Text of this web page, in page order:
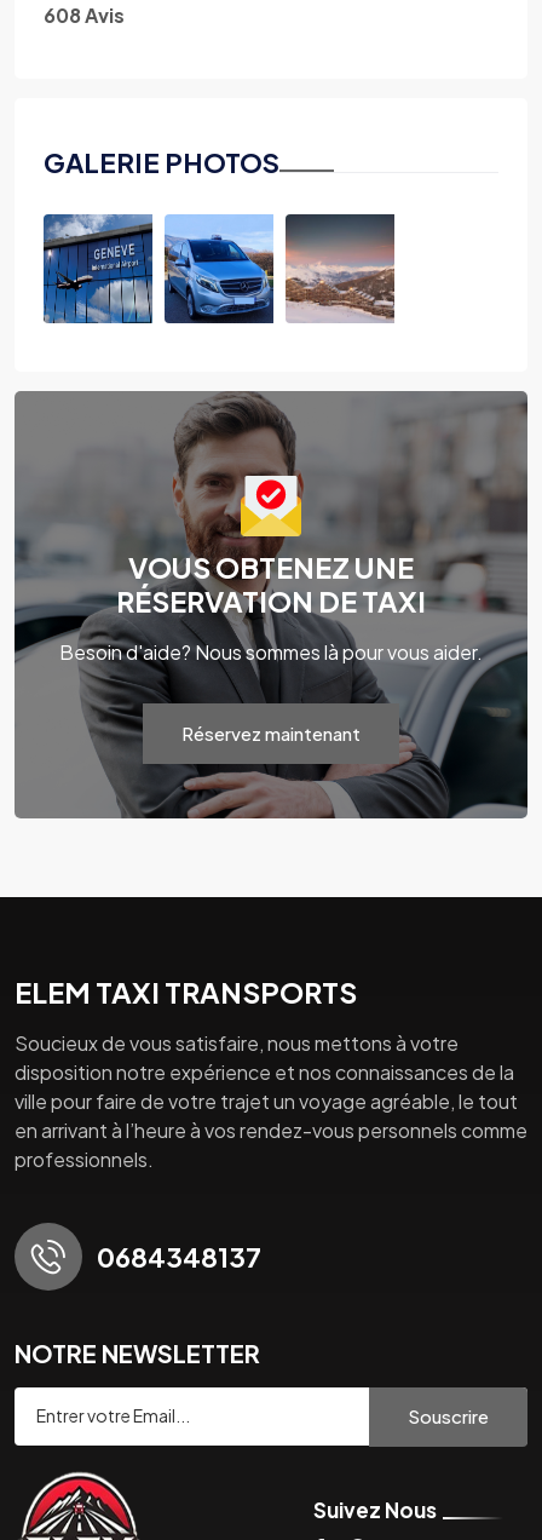
608 Avis
GALERIE PHOTOS
VOUS OBTENEZ UNE
RÉSERVATION DE TAXI
Besoin d'aide? Nous sommes là pour vous aider.
Réservez maintenant
ELEM TAXI TRANSPORTS
Soucieux de vous satisfaire, nous mettons à votre
disposition notre expérience et nos connaissances de la
ville pour faire de votre trajet un voyage agréable, le tout
en arrivant à l’heure à vos rendez-vous personnels comme
professionnels.
0684348137
NOTRE NEWSLETTER
Souscrire
Suivez Nous